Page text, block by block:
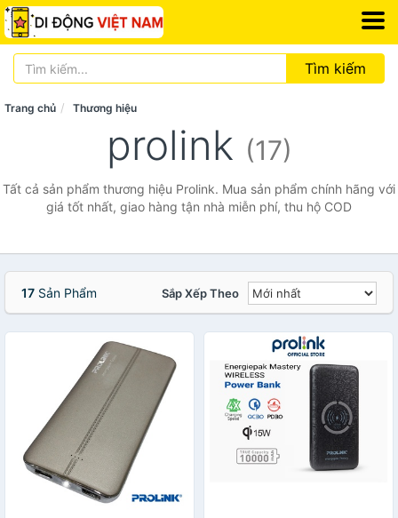
Tìm kiếm
Trang chủ Thương hiệu
prolink (17)
Tất cả sản phẩm thương hiệu Prolink. Mua sản phẩm chính hãng với
giá tốt nhất, giao hàng tận nhà miễn phí, thu hộ COD
17 Sản Phẩm Sắp Xếp Theo